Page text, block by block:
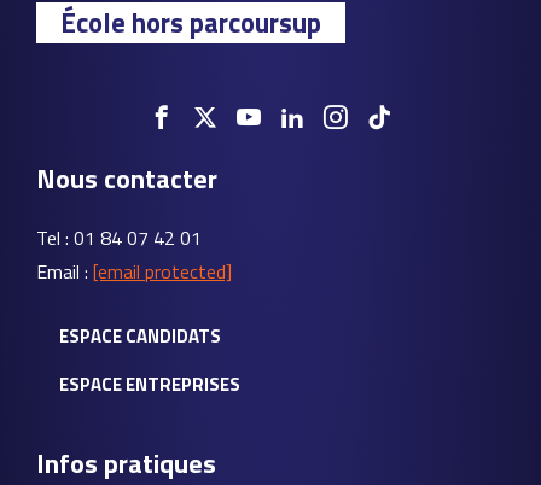
École hors parcoursup
Nous contacter
Tel : 01 84 07 42 01
Email : [email protected]
ESPACE CANDIDATS
ESPACE ENTREPRISES
Infos pratiques